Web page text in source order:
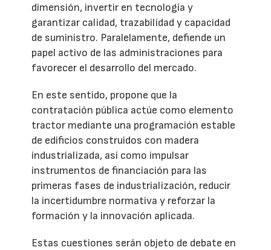
dimensión, invertir en tecnología y
garantizar calidad, trazabilidad y capacidad
de suministro. Paralelamente, defiende un
papel activo de las administraciones para
favorecer el desarrollo del mercado.
En este sentido, propone que la
contratación pública actúe como elemento
tractor mediante una programación estable
de edificios construidos con madera
industrializada, así como impulsar
instrumentos de financiación para las
primeras fases de industrialización, reducir
la incertidumbre normativa y reforzar la
formación y la innovación aplicada.
Estas cuestiones serán objeto de debate en